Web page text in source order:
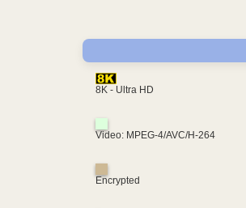
8K - Ultra HD
Video: MPEG-4/AVC/H-264
Encrypted